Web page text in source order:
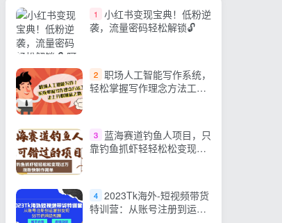
1
小红书变现宝典！低粉逆
袭，流量密码轻松解锁🔓
2 职场人工智能写作系统，
轻松掌握写作理念方法工具
3 蓝海赛道钓鱼人项目，只
靠钓鱼抓虾轻轻松松变现过
4 2023Tk海外-短视频带货
特训营：从账号注册到运营